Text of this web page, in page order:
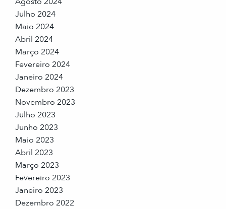
Julho 2024
Maio 2024
Abril 2024
Março 2024
Fevereiro 2024
Janeiro 2024
Dezembro 2023
Novembro 2023
Julho 2023
Junho 2023
Maio 2023
Abril 2023
Março 2023
Fevereiro 2023
Janeiro 2023
Dezembro 2022